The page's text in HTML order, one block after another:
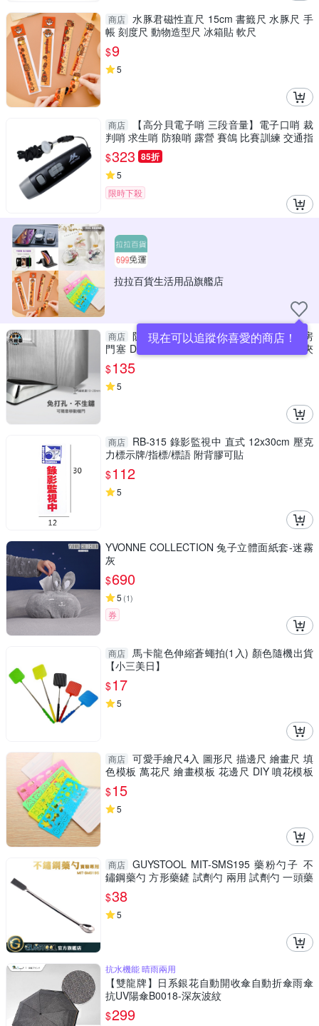
商店 水豚君磁性直尺 15cm 書籤尺 水豚尺 手
帳 刻度尺 動物造型尺 冰箱貼 軟尺
$9
5
商店
【高分貝電子哨 三段音量】電子口哨 裁
判哨 求生哨 防狼哨 露營 賽鴿 比賽訓練 交通指
揮
$323 85折
5
限時下殺
拉拉百貨生活用品旗艦店
現在可以追蹤你喜愛的商店！
商店 防風門塞 活動門擋 鋅合金 免打孔門擋 房
門塞 DS-S120 酒店抵門 阻止關門器 門縫防夾
手 門後擋
$135
5
商店
RB-315 錄影監視中 直式 12x30cm 壓克
力標示牌/指標/標語 附背膠可貼
$112
5
YVONNE COLLECTION 兔子立體面紙套-迷霧
灰
$690
5 (1)
券
商店 馬卡龍色伸縮蒼蠅拍(1入) 顏色隨機出貨
【小三美日】
$17
5
商店 可愛手繪尺4入 圖形尺 描邊尺 繪畫尺 填
色模板 萬花尺 繪畫模板 花邊尺 DIY 噴花模板
手帳
$15
5
商店 GUYSTOOL MIT-SMS195 藥粉勺子 不
鏽鋼藥勺 方形藥鏟 試劑勺 兩用 試劑勺 一頭藥
勺 微量勺 取藥匙
$38
5
抗水機能 晴雨兩用
【雙龍牌】日系銀花自動開收傘自動折傘雨傘
抗UV陽傘B0018-深灰波紋
$299